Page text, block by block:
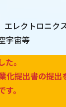
レクトロニク
宇宙等
。
提出書の提出
。